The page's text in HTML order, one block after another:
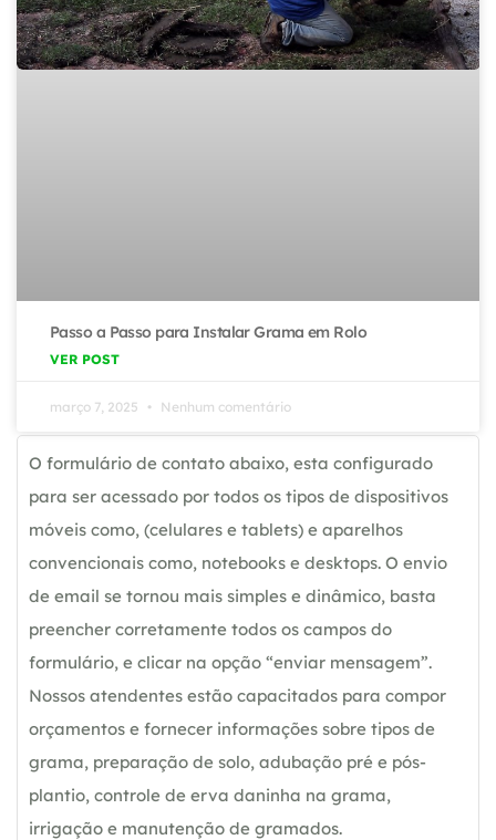
Passo a Passo para Instalar Grama em Rolo
VER POST
março 7, 2025 Nenhum comentário
O formulário de contato abaixo, esta configurado
para ser acessado por todos os tipos de dispositivos
móveis como, (celulares e tablets) e aparelhos
convencionais como, notebooks e desktops. O envio
de email se tornou mais simples e dinâmico, basta
preencher corretamente todos os campos do
formulário, e clicar na opção “enviar mensagem”.
Nossos atendentes estão capacitados para compor
orçamentos e fornecer informações sobre tipos de
grama, preparação de solo, adubação pré e pós-
plantio, controle de erva daninha na grama,
irrigação e manutenção de gramados.